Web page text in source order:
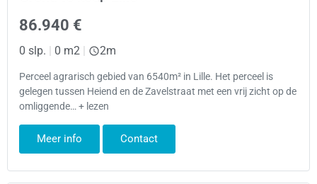
86.940 €
0 slp. | 0 m2 | 2m
Perceel agrarisch gebied van 6540m² in Lille. Het perceel is
gelegen tussen Heiend en de Zavelstraat met een vrij zicht op de
omliggende… + lezen
Meer info Contact